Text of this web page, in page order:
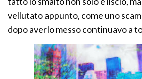
vellutato appunto, come uno
dopo averlo messo continuavo a